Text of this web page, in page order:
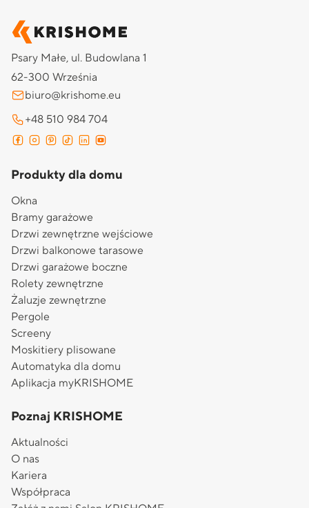
Psary Małe, ul. Budowlana 1
62-300 Września
biuro@krishome.eu
+48 510 984 704
Produkty dla domu
Okna
Bramy garażowe
Drzwi zewnętrzne wejściowe
Drzwi balkonowe tarasowe
Drzwi garażowe boczne
Rolety zewnętrzne
Żaluzje zewnętrzne
Pergole
Screeny
Moskitiery plisowane
Automatyka dla domu
Aplikacja myKRISHOME
Poznaj KRISHOME
Aktualności
O nas
Kariera
Współpraca